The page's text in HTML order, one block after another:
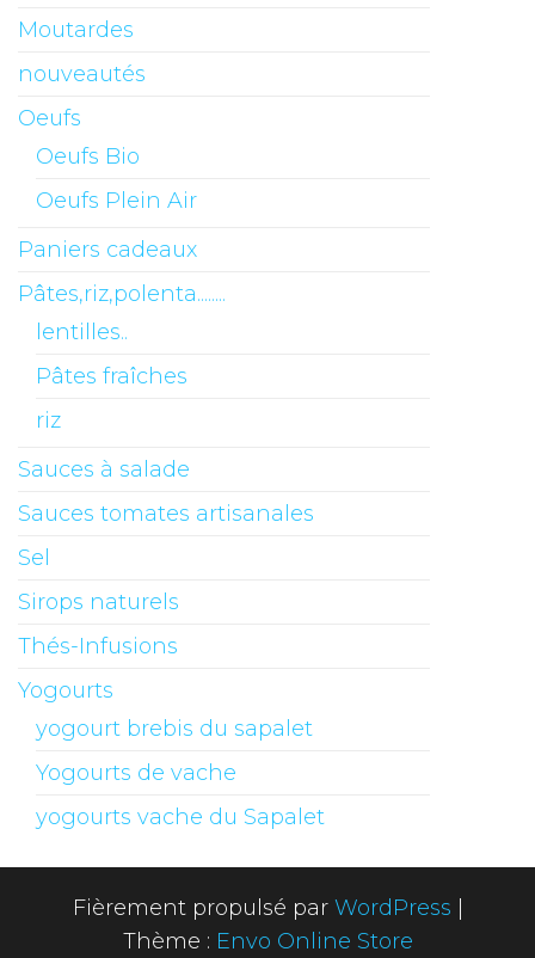
Moutardes
nouveautés
Oeufs
Oeufs Bio
Oeufs Plein Air
Paniers cadeaux
Pâtes,riz,polenta........
lentilles..
Pâtes fraîches
riz
Sauces à salade
Sauces tomates artisanales
Sel
Sirops naturels
Thés-Infusions
Yogourts
yogourt brebis du sapalet
Yogourts de vache
yogourts vache du Sapalet
Fièrement propulsé par WordPress
Thème : Envo Online Store